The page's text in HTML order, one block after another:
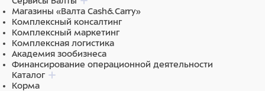
зубного камня. Получается, что во время еды
питомец одновременно чистит зубы: Ascophyllum
nodosum размягчает зубной налет, а при жевании
сухих гранул этот налет механически удаляется.
0% искусственных красителей, ароматизаторов,
консервантов.
Магазины «Валта Cash&Carry»
Комплексный консалтинг
Комплексный маркетинг
Комплексная логистика
Академия зообизнеса
Финансирование операционной деятельности
Каталог
Корма